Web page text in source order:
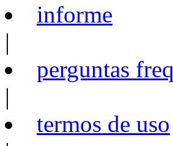
informe
|
perguntas
|
termos de uso